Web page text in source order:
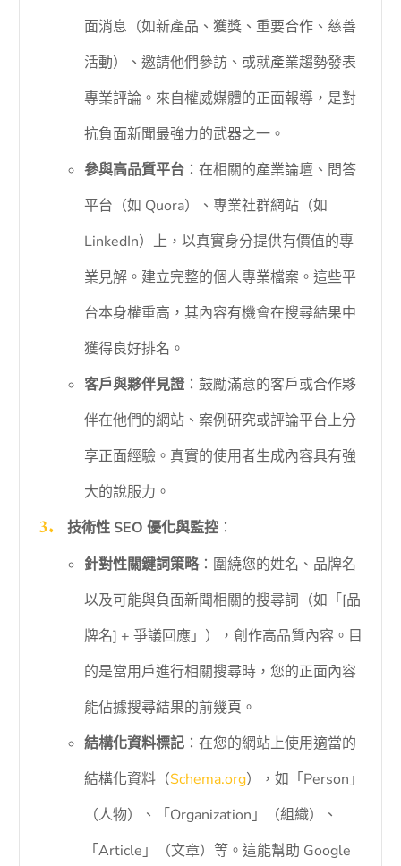
面消息（如新產品、獲獎、重要合作、慈善
活動）、邀請他們參訪、或就產業趨勢發表
專業評論。來自權威媒體的正面報導，是對
抗負面新聞最強力的武器之一。
參與高品質平台：在相關的產業論壇、問答
平台（如 Quora）、專業社群網站（如
LinkedIn）上，以真實身分提供有價值的專
業見解。建立完整的個人專業檔案。這些平
台本身權重高，其內容有機會在搜尋結果中
獲得良好排名。
客戶與夥伴見證：鼓勵滿意的客戶或合作夥
伴在他們的網站、案例研究或評論平台上分
享正面經驗。真實的使用者生成內容具有強
大的說服力。
技術性 SEO 優化與監控：
針對性關鍵詞策略：圍繞您的姓名、品牌名
以及可能與負面新聞相關的搜尋詞（如「[品
牌名] + 爭議回應」），創作高品質內容。目
的是當用戶進行相關搜尋時，您的正面內容
能佔據搜尋結果的前幾頁。
結構化資料標記：在您的網站上使用適當的
結構化資料（Schema.org），如「Person」
（人物）、「Organization」（組織）、
「Article」（文章）等。這能幫助 Google